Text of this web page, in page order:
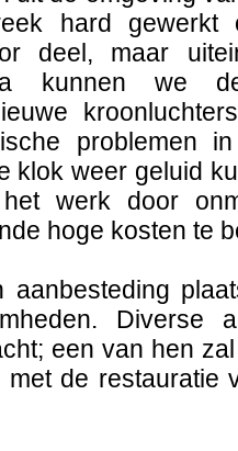
hard gewerkt
deel, maar
kunnen we
problemen
klok weer geluid
werk door
hoge kosten te
aanbesteding
Diverse
een van hen
de restauratie